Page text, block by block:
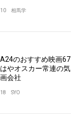
相馬学
のおすすめ映画67
やオスカー常連の気
会社
SYO